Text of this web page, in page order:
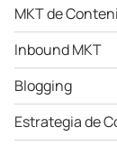
MKT de
Inbound MKT
Blogging
Estrategia de